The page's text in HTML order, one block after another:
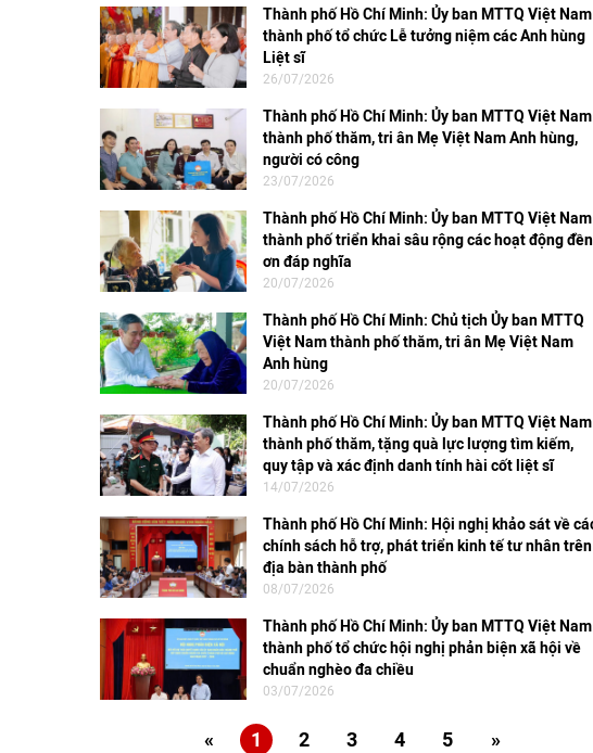
Thành phố Hồ Chí Minh: Ủy ban MTTQ Việt Nam
thành phố tổ chức Lễ tưởng niệm các Anh hùng
Liệt sĩ
26/07/2026
Thành phố Hồ Chí Minh: Ủy ban MTTQ Việt Nam
thành phố thăm, tri ân Mẹ Việt Nam Anh hùng,
người có công
23/07/2026
Thành phố Hồ Chí Minh: Ủy ban MTTQ Việt Nam
thành phố triển khai sâu rộng các hoạt động đền
ơn đáp nghĩa
20/07/2026
Thành phố Hồ Chí Minh: Chủ tịch Ủy ban MTTQ
Việt Nam thành phố thăm, tri ân Mẹ Việt Nam
Anh hùng
20/07/2026
Thành phố Hồ Chí Minh: Ủy ban MTTQ Việt Nam
thành phố thăm, tặng quà lực lượng tìm kiếm,
quy tập và xác định danh tính hài cốt liệt sĩ
14/07/2026
Thành phố Hồ Chí Minh: Hội nghị khảo sát về
chính sách hỗ trợ, phát triển kinh tế tư nhân trên
địa bàn thành phố
08/07/2026
Thành phố Hồ Chí Minh: Ủy ban MTTQ Việt Nam
thành phố tổ chức hội nghị phản biện xã hội về
chuẩn nghèo đa chiều
03/07/2026
« 1 2 3 4 5 »